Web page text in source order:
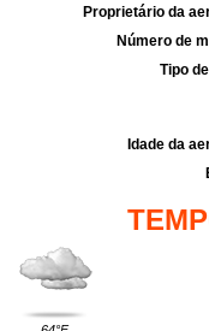
Proprietário da
Número de
Tipo
Idade da